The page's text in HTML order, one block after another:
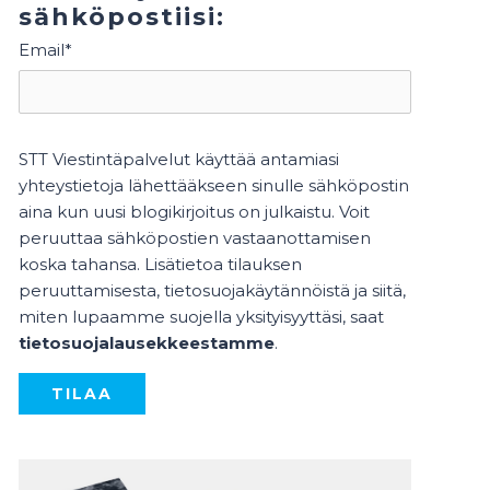
sähköpostiisi:
Email*
STT Viestintäpalvelut käyttää antamiasi
yhteystietoja lähettääkseen sinulle sähköpostin
aina kun uusi blogikirjoitus on julkaistu. Voit
peruuttaa sähköpostien vastaanottamisen
koska tahansa. Lisätietoa tilauksen
peruuttamisesta, tietosuojakäytännöistä ja siitä,
miten lupaamme suojella yksityisyyttäsi, saat
tietosuojalausekkeestamme.